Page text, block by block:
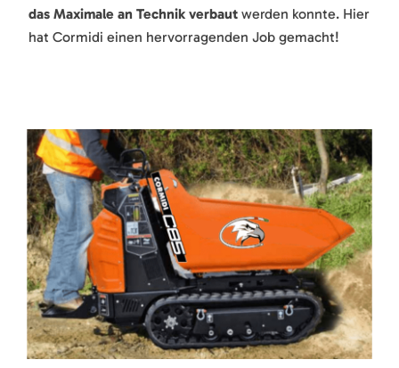
das Maximale an Technik verbaut werden konnte. Hier
hat Cormidi einen hervorragenden Job gemacht!